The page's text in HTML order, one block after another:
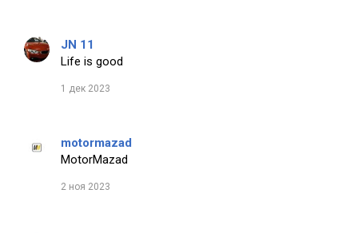
JN 11
Life is good
1 дек 2023
motormazad
MotorMazad
2 ноя 2023